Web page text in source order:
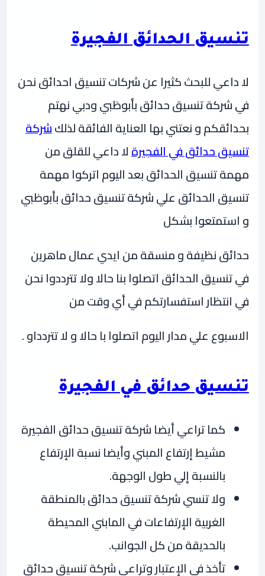
تنسيق الحدائق الفجيرة
لا داعي للبحث كثيرا عن شركات تنسيق احدائق نحن
في شركة تنسيق حدائق بأبوظبي ودبي نهتم
بحدائقكم و نعتني بها العناية الفائقة لذلكشركة
تنسيق حدائق في الفجيرةلا داعي للقلق من
مهمة تنسيق الحدائق بعد اليوم اتركوا مهمة
تنسيق الحدائق علي شركة تنسيق حدائق بأبوظبي
و استمتعوا بشكل
حدائق نظيفة و منسقة من ايدي عمال ماهرين
في تنسيق الحدائق اتصلوا بنا حالا ولا تترددوا نحن
في انتظار استفسارتكم في أي وقت من
الاسبوع علي مدار اليوم اتصلوا با حالا و لا تتردداو .
تنسيق حدائق في الفجيرة
كما تراعي أيضا شركة تنسيق حدائق الفجيرة
مشيط إرتفاع المبني وأيضا نسبة الإرتفاع
بالنسبة إلي طول الوجهة.
ولا تنسي شركة تنسيق حدائق بالمنطقة
الغربية الإرتفاعات في المابني المحيطة
بالحديقة من كل الجوانب.
تأخذ في الإعتبار وتراعي شركة تنسيق حدائق